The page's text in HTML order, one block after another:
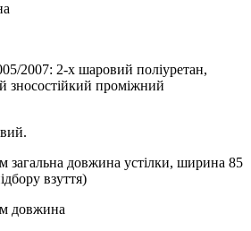
2007: 2-х шаровий поліуретан,
зносостійкий проміжний
загальна довжина устілки, ширина 85
взуття)
довжина